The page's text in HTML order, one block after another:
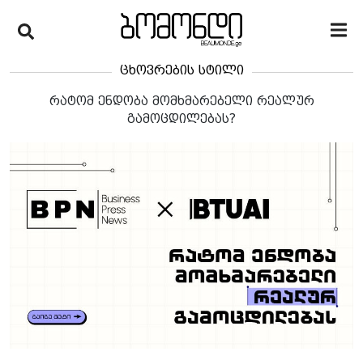
ცხოვრების სტილი
რატომ ენდობა მომხმარებელი რეალურ
გამოცდილებას?